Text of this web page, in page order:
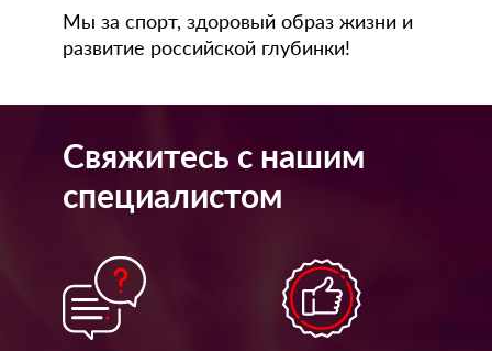
Мы за спорт, здоровый образ жизни и
развитие российской глубинки!
Свяжитесь с нашим
специалистом